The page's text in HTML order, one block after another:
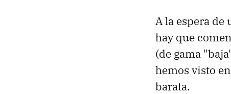
A la espera de
hay que
(de gama
hemos visto
barata.